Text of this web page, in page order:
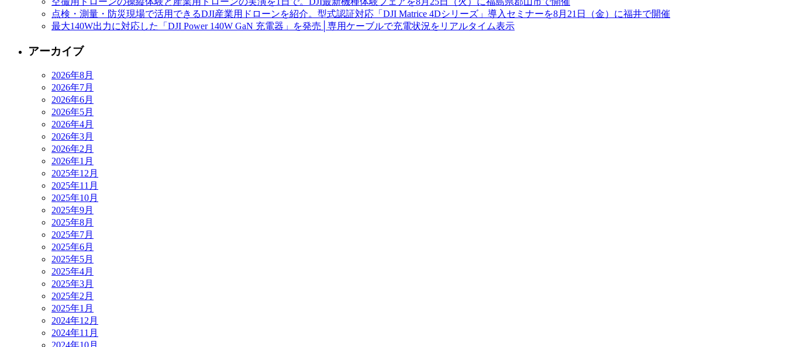
点検・測量・防災現場で活用できるDJI産業用ドローンを紹介。型式認証対応「DJI Matrice 4Dシリーズ」導入セミナーを8月21日（金）に福井で開催
最大140W出力に対応した「DJI Power 140W GaN 充電器」を発売│専用ケーブルで充電状況をリアルタイム表示
アーカイブ
2026年8月
2026年7月
2026年6月
2026年5月
2026年4月
2026年3月
2026年2月
2026年1月
2025年12月
2025年11月
2025年10月
2025年9月
2025年8月
2025年7月
2025年6月
2025年5月
2025年4月
2025年3月
2025年2月
2025年1月
2024年12月
2024年11月